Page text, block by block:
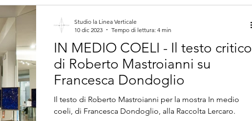
IN MEDIO COELI - Il testo critico
di Roberto Mastroianni su
Francesca Dondoglio
Il testo di Roberto Mastroianni per la mostra In medio
coeli, di Francesca Dondoglio, alla Raccolta Lercaro.
Studio la Linea Verticale
10 dic 2023
Tempo di lettura: 4 min